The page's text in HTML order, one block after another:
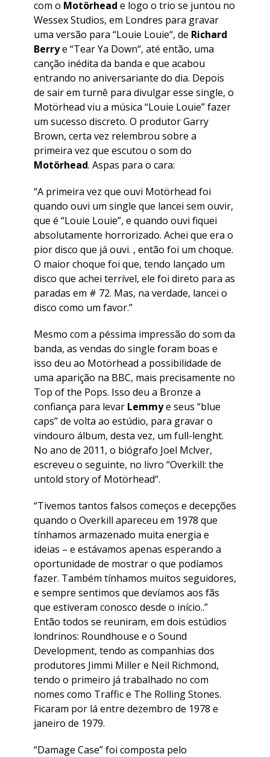
com o Motörhead e logo o trio se juntou no
Wessex Studios, em Londres para gravar
uma versão para “Louie Louie“, de Richard
Berrye “Tear Ya Down“, até então, uma
canção inédita da banda e que acabou
entrando no aniversariante do dia. Depois
de sair em turnê para divulgar esse single, o
Motörhead viu a música “Louie Louie” fazer
um sucesso discreto. O produtor Garry
Brown, certa vez relembrou sobre a
primeira vez que escutou o som do
Motörhead. Aspas para o cara:
“A primeira vez que ouvi Motörhead foi
quando ouvi um single que lancei sem ouvir,
que é “Louie Louie”, e quando ouvi fiquei
absolutamente horrorizado. Achei que era o
pior disco que já ouvi. , então foi um choque.
O maior choque foi que, tendo lançado um
disco que achei terrível, ele foi direto para as
paradas em # 72. Mas, na verdade, lancei o
disco como um favor.”
Mesmo com a péssima impressão do som da
banda, as vendas do single foram boas e
isso deu ao Motörhead a possibilidade de
uma aparição na BBC, mais precisamente no
Top of the Pops. Isso deu a Bronze a
confiança para levar Lemmye seus “blue
caps” de volta ao estúdio, para gravar o
vindouro álbum, desta vez, um full-lenght.
No ano de 2011, o biógrafo Joel Mclver,
escreveu o seguinte, no livro “Overkill: the
untold story of Motörhead“.
“Tivemos tantos falsos começos e decepções
quando o Overkill apareceu em 1978 que
tínhamos armazenado muita energia e
ideias – e estávamos apenas esperando a
oportunidade de mostrar o que podíamos
fazer. Também tínhamos muitos seguidores,
e sempre sentimos que devíamos aos fãs
que estiveram conosco desde o início..”
Então todos se reuniram, em dois estúdios
londrinos: Roundhouse e o Sound
Development, tendo as companhias dos
produtores Jimmi Miller e Neil Richmond,
tendo o primeiro já trabalhado no com
nomes como Traffic e The Rolling Stones.
Ficaram por lá entre dezembro de 1978 e
janeiro de 1979.
“Damage Case” foi composta pelo